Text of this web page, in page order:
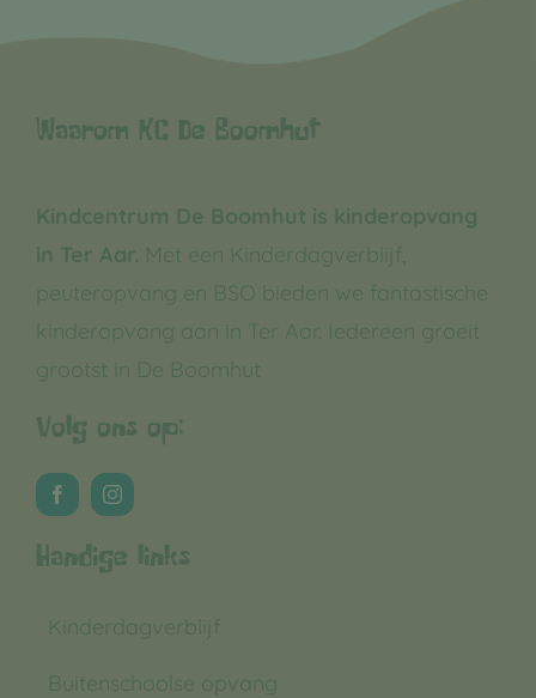
Waarom KC De Boomhut
Kindcentrum De Boomhut is kinderopvang
in Ter Aar. Met een Kinderdagverblijf,
peuteropvang en BSO bieden we fantastische
kinderopvang aan in Ter Aar. Iedereen groeit
grootst in De Boomhut
Volg ons op:
Handige links
Kinderdagverblijf
Buitenschoolse opvang